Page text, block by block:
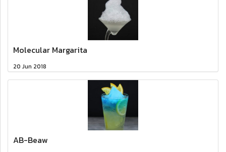
Molecular Margarita
20 Jun 2018
AB-Beaw